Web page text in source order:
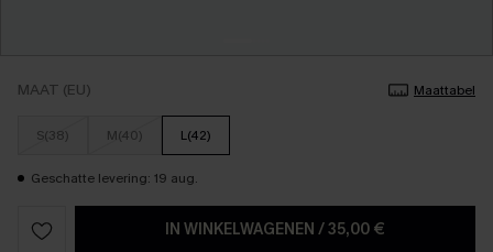
MAAT (EU) Maattabel
S(38) M(40) L(42)
Geschatte levering: 19 aug.
IN WINKELWAGENEN /35,00 €